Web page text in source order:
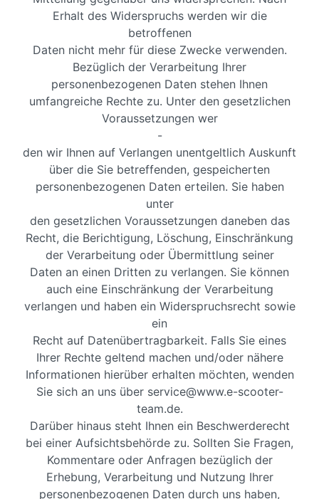
Erhalt des Widerspruchs werden wir die
betroffenen
Daten nicht mehr für diese Zwecke verwenden.
Bezüglich der Verarbeitung Ihrer
personenbezogenen Daten stehen Ihnen
umfangreiche Rechte zu. Unter den gesetzlichen
Voraussetzungen wer
-
den wir Ihnen auf Verlangen unentgeltlich Auskunft
über die Sie betreffenden, gespeicherten
personenbezogenen Daten erteilen. Sie haben
unter
den gesetzlichen Voraussetzungen daneben das
Recht, die Berichtigung, Löschung, Einschränkung
der Verarbeitung oder Übermittlung seiner
Daten an einen Dritten zu verlangen. Sie können
auch eine Einschränkung der Verarbeitung
verlangen und haben ein Widerspruchsrecht sowie
ein
Recht auf Datenübertragbarkeit. Falls Sie eines
Ihrer Rechte geltend machen und/oder nähere
Informationen hierüber erhalten möchten, wenden
Sie sich an uns über service@www.e-scooter-
team.de.
Darüber hinaus steht Ihnen ein Beschwerderecht
bei einer Aufsichtsbehörde zu. Sollten Sie Fragen,
Kommentare oder Anfragen bezüglich der
Erhebung, Verarbeitung und Nutzung Ihrer
personenbezogenen Daten durch uns haben,